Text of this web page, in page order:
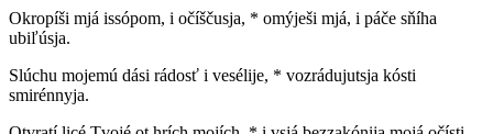
Okropíši mjá issópom, i očíščusja, * omýješi mjá, i páče sňíha
ubiľúsja.
Slúchu mojemú dási rádosť i vesélije, * vozrádujutsja kósti
smirénnyja.